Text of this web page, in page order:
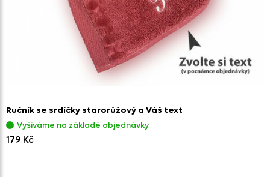
Ručník se srdíčky starorůžový a Váš text
Vyšíváme na základě objednávky
179 Kč